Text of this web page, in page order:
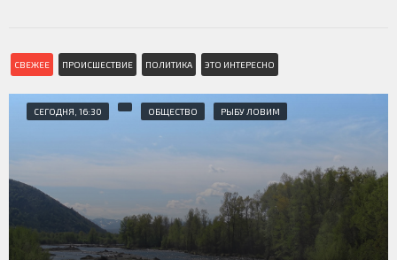
СВЕЖЕЕ ПРОИСШЕСТВИЕ ПОЛИТИКА ЭТО ИНТЕРЕСНО
СЕГОДНЯ, 16:30 ОБЩЕСТВО РЫБУ ЛОВИМ